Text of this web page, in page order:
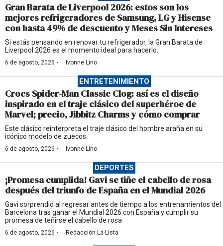
Gran Barata de Liverpool 2026: estos son los
mejores refrigeradores de Samsung, LG y Hisense
con hasta 49% de descuento y Meses Sin Intereses
Si estás pensando en renovar tu refrigerador, la Gran Barata de
Liverpool 2026 es el momento ideal para hacerlo.
6 de agosto, 2026 · Ivonne Lino
ENTRETENIMIENTO
Crocs Spider-Man Classic Clog: así es el diseño
inspirado en el traje clásico del superhéroe de
Marvel; precio, Jibbitz Charms y cómo comprar
Este clásico reinterpreta el traje clásico del hombre araña en su
icónico modelo de zuecos.
6 de agosto, 2026 · Ivonne Lino
DEPORTES
¡Promesa cumplida! Gavi se tiñe el cabello de rosa
después del triunfo de España en el Mundial 2026
Gavi sorprendió al regresar antes de tiempo a los entrenamientos del
Barcelona tras ganar el Mundial 2026 con España y cumplir su
promesa de teñirse el cabello de rosa
6 de agosto, 2026 · Redacción La-Lista